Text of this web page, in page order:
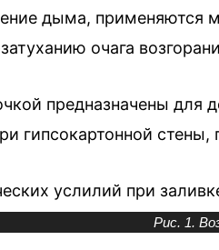
дыма, применяются
очага
предназначены для
гипсокартонной
Рис. 1.